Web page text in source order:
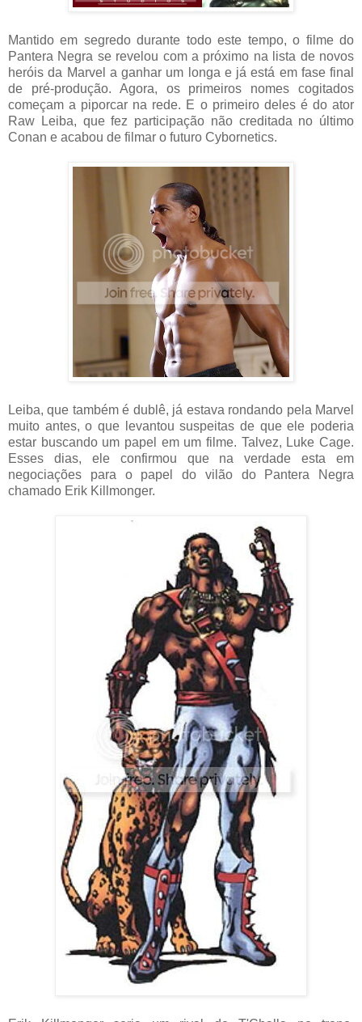
Mantido em segredo durante todo este tempo, o filme do
Pantera Negra se revelou com a próximo na lista de novos
heróis da Marvel a ganhar um longa e já está em fase final
de pré-produção. Agora, os primeiros nomes cogitados
começam a piporcar na rede. E o primeiro deles é do ator
Raw Leiba, que fez participação não creditada no último
Conan e acabou de filmar o futuro Cybornetics.
Leiba, que também é dublê, já estava rondando pela Marvel
muito antes, o que levantou suspeitas de que ele poderia
estar buscando um papel em um filme. Talvez, Luke Cage.
Esses dias, ele confirmou que na verdade esta em
negociações para o papel do vilão do Pantera Negra
chamado Erik Killmonger.